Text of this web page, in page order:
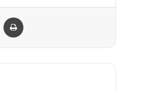
E-Posta ile paylaş